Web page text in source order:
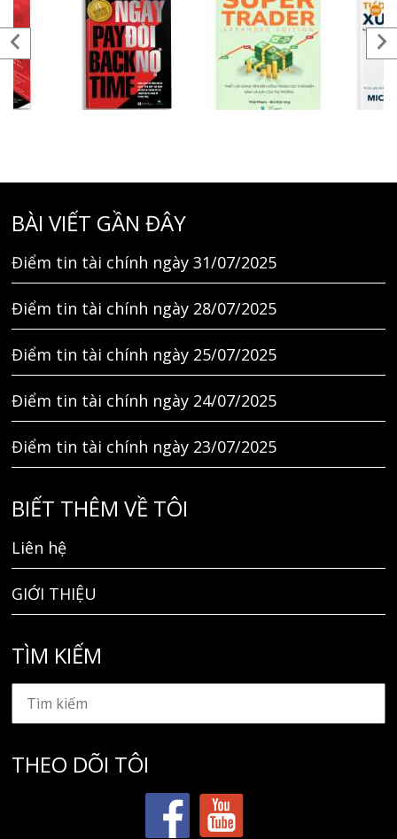
BÀI VIẾT GẦN ĐÂY
Điểm tin tài chính ngày 31/07/2025
Điểm tin tài chính ngày 28/07/2025
Điểm tin tài chính ngày 25/07/2025
Điểm tin tài chính ngày 24/07/2025
Điểm tin tài chính ngày 23/07/2025
BIẾT THÊM VỀ TÔI
Liên hệ
GIỚI THIỆU
TÌM KIẾM
THEO DÕI TÔI